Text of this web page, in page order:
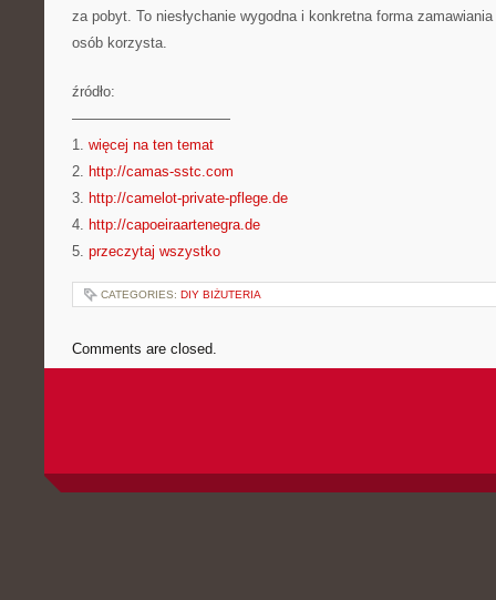
za pobyt. To niesłychanie wygodna i konkretna forma
osób korzysta.
źródło:
———————————
1. więcej na ten temat
2. http://camas-sstc.com
3. http://camelot-private-pflege.de
4. http://capoeiraartenegra.de
5. przeczytaj wszystko
CATEGORIES: DIY BIŻUTERIA
Comments are closed.